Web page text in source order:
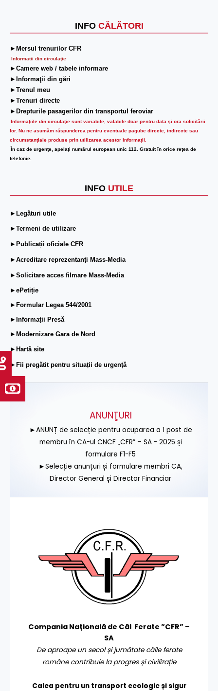
INFO CĂLĂTORI
►Mersul trenurilor CFR
Informatii din circulaţie
►Camere web / tabele informare
►Informaţii din gări
►Trenul meu
►Trenuri directe
►Drepturile pasagerilor din transportul feroviar
Informaţiile din circulaţie sunt variabile, valabile doar pentru data şi ora solicitării
lor. Nu ne asumăm răspunderea pentru eventuale pagube directe, indirecte sau
circumstanțiale produse prin utilizarea acestor informații.
În caz de urgenţe, apelaţi numărul european unic 112. Gratuit în orice reţea de
telefonie.
INFO UTILE
►Legături utile
►Termeni de utilizare
►Publicații oficiale CFR
►Acreditare reprezentanți Mass-Media
►Solicitare acces filmare Mass-Media
►ePetiție
►Formular Legea 544/2001
►Informații Presă
►Modernizare Gara de Nord
►Hartă site
►Fii pregătit pentru situații de urgență
ANUNŢURI
►ANUNȚ de selecție pentru ocuparea a 1 post de
membru în CA-ul CNCF „CFR” – SA - 2025 și
formulare F1-F5
►Selecție anunțuri și formulare membri CA,
Director General și Director Financiar
Compania Națională de Căi Ferate ”CFR” –
SA
De aproape un secol și jumătate căile ferate
române contribuie la progres și civilizație
Calea pentru un transport ecologic și sigur